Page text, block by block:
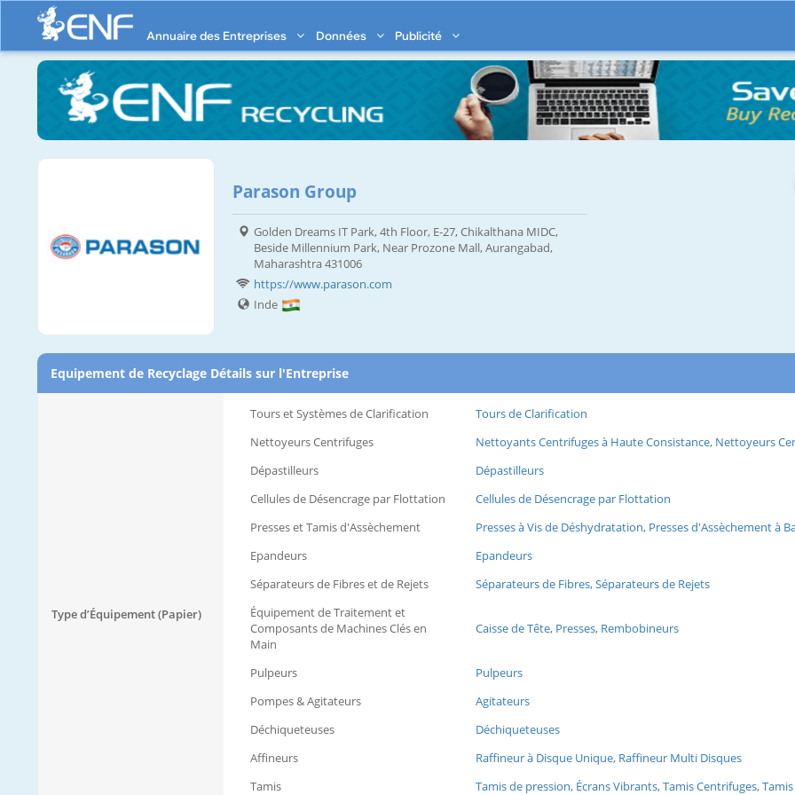
Annuaire des Entreprises Données Publicité
Parason Group
Golden Dreams IT Park, 4th Floor, E-27, Chikalthana MIDC,
Beside Millennium Park, Near Prozone Mall, Aurangabad,
Maharashtra 431006
https://www.parason.com
Inde
Equipement de Recyclage Détails sur l'Entreprise
Type d’Équipement (Papier)
Tours et Systèmes de Clarification
Tours de Clarification
Nettoyeurs Centrifuges
Nettoyants Centrifuges à Haute Consistance, Nettoyeurs
Dépastilleurs
Dépastilleurs
Cellules de Désencrage par Flottation
Cellules de Désencrage par Flottation
Presses et Tamis d'Assèchement
Presses à Vis de Déshydratation, Presses d'Assèchement à
Epandeurs
Epandeurs
Séparateurs de Fibres et de Rejets
Séparateurs de Fibres, Séparateurs de Rejets
Équipement de Traitement et
Composants de Machines Clés en
Main
Caisse de Tête, Presses, Rembobineurs
Pulpeurs
Pulpeurs
Pompes & Agitateurs
Agitateurs
Déchiqueteuses
Déchiqueteuses
Affineurs
Raffineur à Disque Unique, Raffineur Multi Disques
Tamis
Tamis de pression, Écrans Vibrants, Tamis Centrifuges,